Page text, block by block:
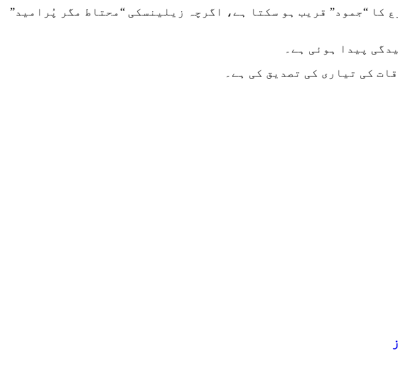
“جمود” قریب ہو سکتا ہے، اگرچہ زیلینسکی “محتاط مگر پُرامید”
پیدا ہوئی ہے۔
کی تیاری کی تصدیق کی ہے۔